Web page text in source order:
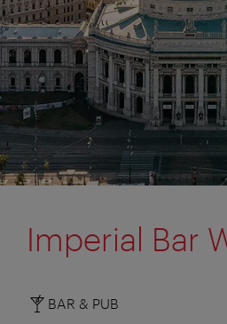
Imperial Bar
BAR & PUB